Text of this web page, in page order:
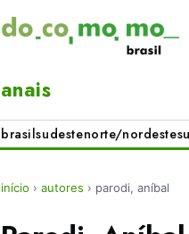
anais
brasilsudestenorte/nordeste
início › autores › parodi, aníbal